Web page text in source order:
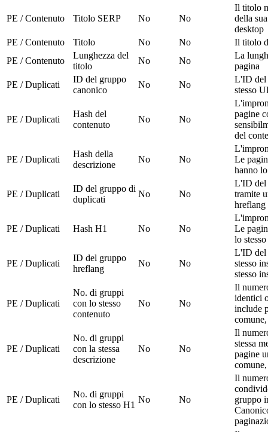
PE / Contenuto Titolo SERP No No
Il titolo
della
desktop
PE / Contenuto
Titolo No No
Il titolo
PE / Contenuto
Lunghezza del
titolo
No No
La
pagina
PE / Duplicati
ID del gruppo
canonico
No No
L'ID del
stesso
PE / Duplicati
Hash del
contenuto
No No
pagine
del
PE / Duplicati
Hash della
descrizione
No No
Le
hanno
PE / Duplicati
ID del gruppo di
duplicati
No No
L'ID del
tramite
hreflang
PE / Duplicati Hash H1 No No
Le
lo
PE / Duplicati
ID del gruppo
hreflang
No No
L'ID del
stesso
stesso
PE / Duplicati
No. di gruppi
con lo stesso
contenuto
No No
Il
identici
include
PE / Duplicati
No. di gruppi
con la stessa
descrizione
No No
Il
stessa
pagine
PE / Duplicati
No. di gruppi
con lo stesso H1
No No
Il
gruppo